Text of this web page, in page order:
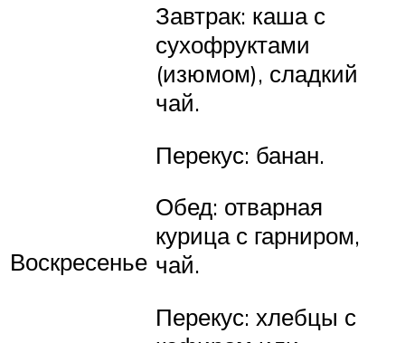
Воскресенье
Завтрак: каша с
сухофруктами
(изюмом), сладкий
чай.
Перекус: банан.
Обед: отварная
курица с гарниром,
чай.
Перекус: хлебцы с